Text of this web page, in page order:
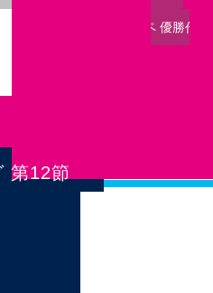
2022ユニコンペ 優勝作
第12節